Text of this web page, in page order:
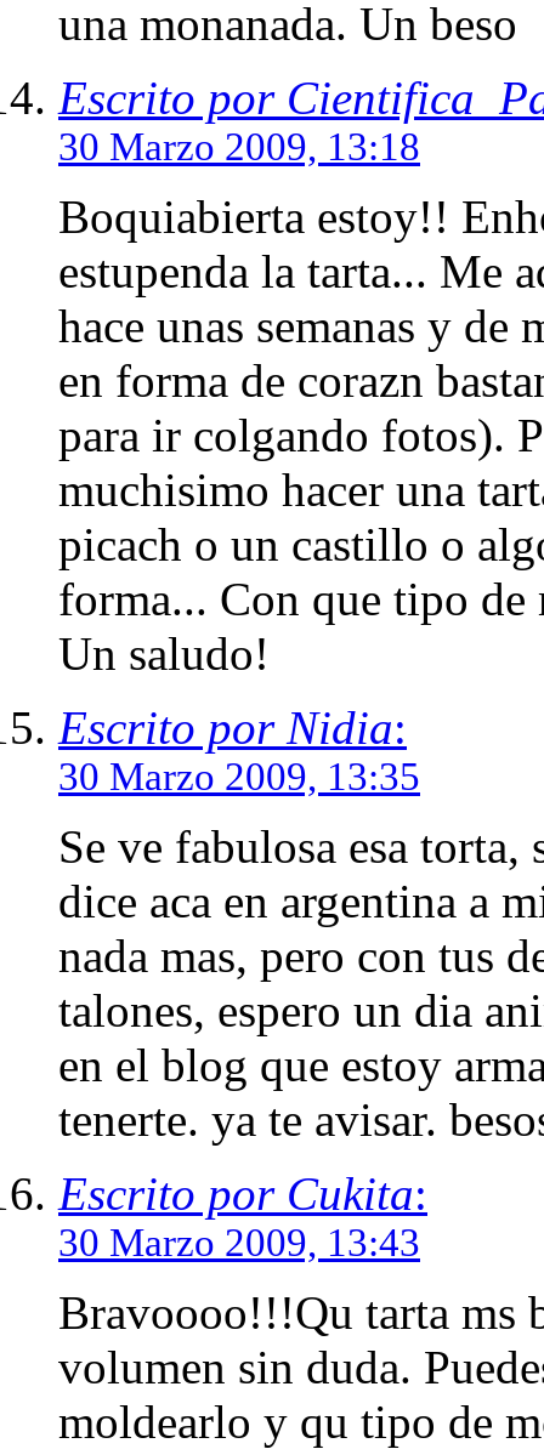
una monanada. Un beso
Escrito por
30 Marzo 2009, 13:18
Boquiabierta estoy!!
estupenda la tarta... Me
hace unas semanas y de
en forma de corazn
para ir colgando fotos).
muchisimo hacer una
picach o un castillo o
forma... Con que tipo de
Un saludo!
Escrito por Nidia:
30 Marzo 2009, 13:35
Se ve fabulosa esa
dice aca en argentina a
nada mas, pero con tus
talones, espero un dia
en el blog que estoy
tenerte. ya te avisar.
Escrito por Cukita:
30 Marzo 2009, 13:43
Bravoooo!!!Qu tarta ms
volumen sin duda.
moldearlo y qu tipo de